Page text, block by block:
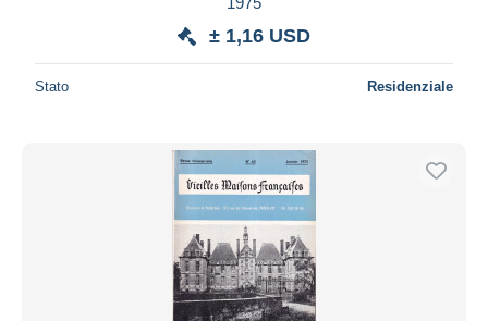
Residenza del venditore
Aggiorna
± 1,16 USD
Stato Residenziale